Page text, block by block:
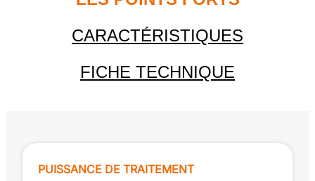
CARACTÉRISTIQUES
FICHE TECHNIQUE
PUISSANCE DE TRAITEMENT